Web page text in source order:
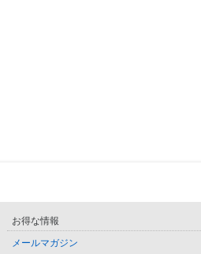
お得な情報
メールマガジン